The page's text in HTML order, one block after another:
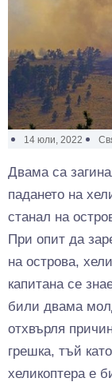
14 юли, 2022
Двама са
падането на
станал на
При опит да
на острова,
капитана се
били двама
отхвърля
грешка, тъй
хеликоптера е